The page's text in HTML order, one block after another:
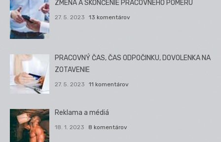
ZMENA A SKONČENIE PRACOVNÉHO POMERU
27. 5. 2023 13 komentárov
PRACOVNÝ ČAS, ČAS ODPOČINKU, DOVOLENKA NA
ZOTAVENIE
27. 5. 2023 11 komentárov
Reklama a médiá
18. 1. 2023 8 komentárov